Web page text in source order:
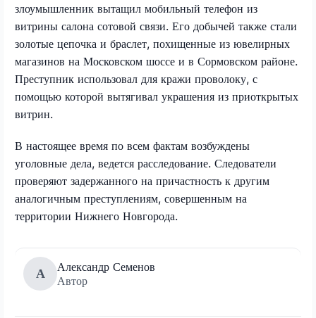
злоумышленник вытащил мобильный телефон из
витрины салона сотовой связи. Его добычей также стали
золотые цепочка и браслет, похищенные из ювелирных
магазинов на Московском шоссе и в Сормовском районе.
Преступник использовал для кражи проволоку, с
помощью которой вытягивал украшения из приоткрытых
витрин.
В настоящее время по всем фактам возбуждены
уголовные дела, ведется расследование. Следователи
проверяют задержанного на причастность к другим
аналогичным преступлениям, совершенным на
территории Нижнего Новгорода.
А
Александр Семенов
Автор